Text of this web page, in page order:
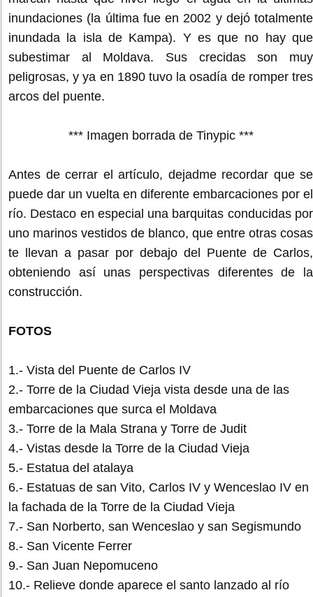
inundaciones (la última fue en 2002 y dejó totalmente
inundada la isla de Kampa). Y es que no hay que
subestimar al Moldava. Sus crecidas son muy
peligrosas, y ya en 1890 tuvo la osadía de romper tres
arcos del puente.
*** Imagen borrada de Tinypic ***
Antes de cerrar el artículo, dejadme recordar que se
puede dar un vuelta en diferente embarcaciones por el
río. Destaco en especial una barquitas conducidas por
uno marinos vestidos de blanco, que entre otras cosas
te llevan a pasar por debajo del Puente de Carlos,
obteniendo así unas perspectivas diferentes de la
construcción.
FOTOS
1.- Vista del Puente de Carlos IV
2.- Torre de la Ciudad Vieja vista desde una de las
embarcaciones que surca el Moldava
3.- Torre de la Mala Strana y Torre de Judit
4.- Vistas desde la Torre de la Ciudad Vieja
5.- Estatua del atalaya
6.- Estatuas de san Vito, Carlos IV y Wenceslao IV en
la fachada de la Torre de la Ciudad Vieja
7.- San Norberto, san Wenceslao y san Segismundo
8.- San Vicente Ferrer
9.- San Juan Nepomuceno
10.- Relieve donde aparece el santo lanzado al río